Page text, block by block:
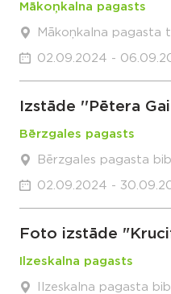
Mākoņkalna pagasts
Mākoņkalna pagasta
02.09.2024 -
Izstāde ''Pētera
Bērzgales pagasts
Bērzgales pagasta
02.09.2024 -
Foto izstāde
Ilzeskalna pagasts
Ilzeskalna pagasta